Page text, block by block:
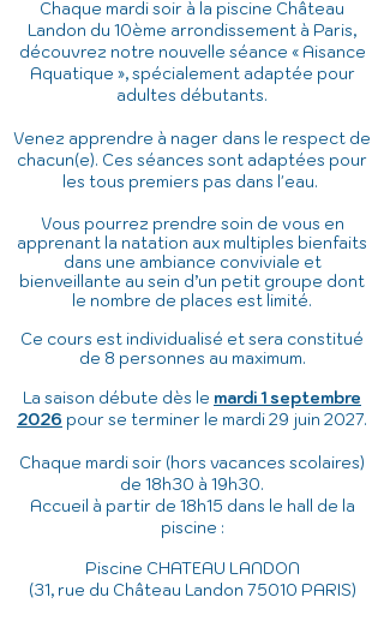
Chaque mardi soir à la piscine Château
Landon du 10ème arrondissement à Paris,
découvrez notre nouvelle séance « Aisance
Aquatique », spécialement adaptée pour
adultes débutants.
Venez apprendre à nager dans le respect de
chacun(e). Ces séances sont adaptées pour
les tous premiers pas dans l'eau.
Vous pourrez prendre soin de vous en
apprenant la natation aux multiples bienfaits
dans une ambiance conviviale et
bienveillante au sein d’un petit groupe dont
le nombre de places est limité.
Ce cours est individualisé et sera constitué
de 8 personnes au maximum.
La saison débute dès le mardi 1 septembre
2026 pour se terminer le mardi 29 juin 2027.
Chaque mardi soir (hors vacances scolaires)
de 18h30 à 19h30.
Accueil à partir de 18h15 dans le hall de la
piscine :
Piscine CHATEAU LANDON
(31, rue du Château Landon 75010 PARIS)